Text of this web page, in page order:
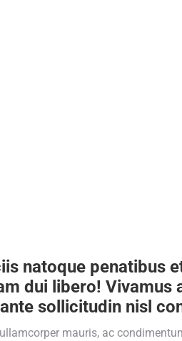
natoque penatibus
dui libero!
sollicitudin nisl
mauris, ac